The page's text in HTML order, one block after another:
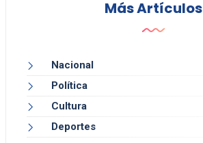
Más Artículos
Nacional
Política
Cultura
Deportes